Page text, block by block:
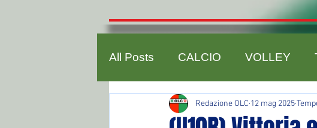
All Posts CALCIO VOLLEY
Redazione OLC 12 mag 2025